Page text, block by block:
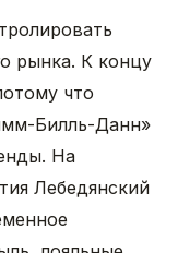
рынка. К концу
что
Билль-Данн»
На
Лебедянский